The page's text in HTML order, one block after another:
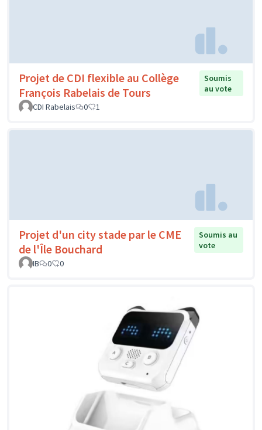
Projet de CDI flexible au Collège
François Rabelais de Tours
Soumis
au vote
CDI Rabelais
0 1
Projet d'un city stade par le CME
de l'Île Bouchard
Soumis au
vote
IB
0 0